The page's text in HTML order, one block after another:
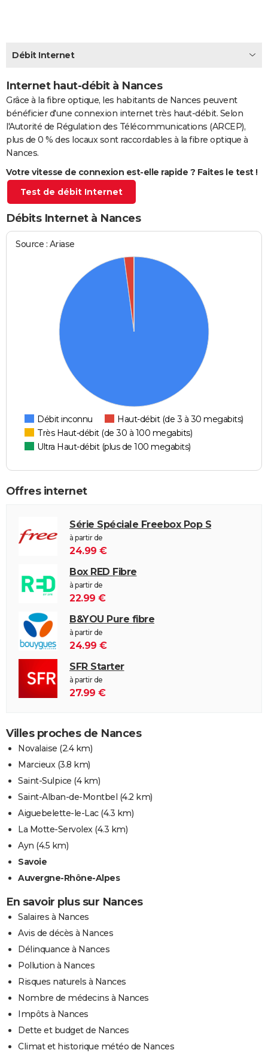
CARTE DE VOEUX
Carte de Noël
Carte Bonne année
Carte Saint-Valentin
Carte Pâques
Carte d'anniversaire
DICTIONNAIRE
PROGRAMME TV
S'inscrire
Se connecter
Lycées
Collèges
Primaires
Universités
Entreprises
Service militaire
Avis de recherche
Bricolage
Lifestyle
Culture
Sport
Auto
Television
Voyage
Cinema
Débit Internet
Internet haut-débit à Nances
Grâce à la fibre optique, les habitants de Nances peuvent
bénéficier d'une connexion internet très haut-débit. Selon
l'Autorité de Régulation des Télécommunications (ARCEP),
plus de 0 % des locaux sont raccordables à la fibre optique à
Nances.
Votre vitesse de connexion est-elle rapide ? Faites le test !
Test de débit Internet
Débits Internet à Nances
Source : Ariase
Débit inconnu
Haut-débit (de 3 à 30 megabits)
Très Haut-débit (de 30 à 100 megabits)
Ultra Haut-débit (plus de 100 megabits)
Offres internet
Série Spéciale Freebox Pop S
à partir de
24.99 €
Box RED Fibre
à partir de
22.99 €
B&YOU Pure fibre
à partir de
24.99 €
SFR Starter
à partir de
27.99 €
Villes proches de Nances
Novalaise (2.4 km)
Marcieux (3.8 km)
Saint-Sulpice (4 km)
Saint-Alban-de-Montbel (4.2 km)
Aiguebelette-le-Lac(4.3 km)
La Motte-Servolex (4.3 km)
Ayn (4.5 km)
Savoie
Auvergne-Rhône-Alpes
En savoir plus sur Nances
Salaires à Nances
Avis de décès à Nances
Délinquance à Nances
Pollution à Nances
Risques naturels à Nances
Nombre de médecins à Nances
Impôts à Nances
Dette et budget de Nances
Climat et historique météo de Nances